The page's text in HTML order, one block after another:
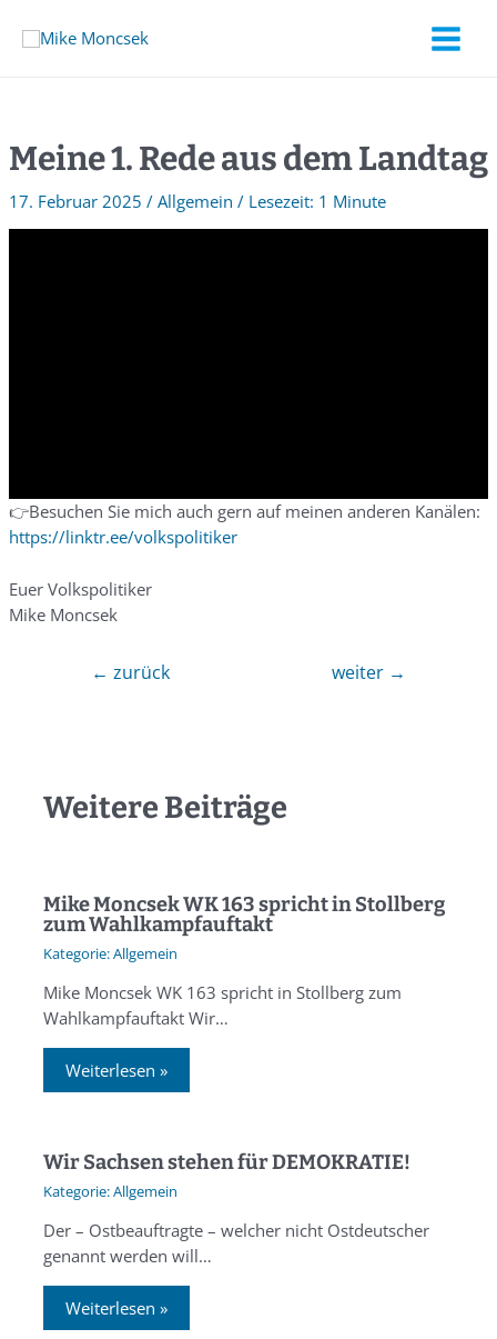
Meine 1. Rede aus dem Landtag
17. Februar 2025 / Allgemein / 1 Minute
👉Besuchen Sie mich auch gern auf meinen anderen Kanälen:
https://linktr.ee/volkspolitiker
Euer Volkspolitiker
Mike Moncsek
← zurück weiter →
Weitere Beiträge
Mike Moncsek WK 163 spricht in Stollberg
zum Wahlkampfauftakt
Allgemein
Mike Moncsek WK 163 spricht in Stollberg zum
Wahlkampfauftakt Wir…
Weiterlesen »
Wir Sachsen stehen für DEMOKRATIE!
Allgemein
Der – Ostbeauftragte – welcher nicht Ostdeutscher
genannt werden will…
Weiterlesen »